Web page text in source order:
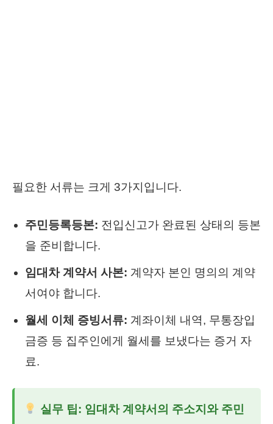
필요한 서류는 크게 3가지입니다.
주민등록등본: 전입신고가 완료된 상태의 등본
을 준비합니다.
임대차 계약서 사본: 계약자 본인 명의의 계약
서여야 합니다.
월세 이체 증빙서류: 계좌이체 내역, 무통장입
금증 등 집주인에게 월세를 보냈다는 증거 자
료.
실무 팁: 임대차 계약서의 주소지와 주민